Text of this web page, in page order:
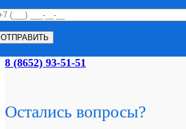
8 (8652) 93-51-51
Остались вопросы?